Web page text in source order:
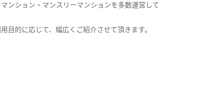
ンション・マンスリーマンションを多数運営して
目的に応じて、幅広くご紹介させて頂きます。